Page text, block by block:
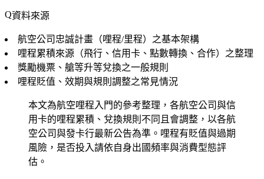
資料來源
航空公司忠誠計畫（哩程/里程）之基本架構
哩程累積來源（飛行、信用卡、點數轉換、合作）之整理
獎勵機票、艙等升等兌換之一般規則
哩程貶值、效期與規則調整之常見情況
本文為航空哩程入門的參考整理，各航空公司與信
用卡的哩程累積、兌換規則不同且會調整，以各航
空公司與發卡行最新公告為準。哩程有貶值與過期
風險，是否投入請依自身出國頻率與消費型態評
估。